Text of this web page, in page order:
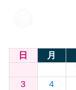
日 月
3
4